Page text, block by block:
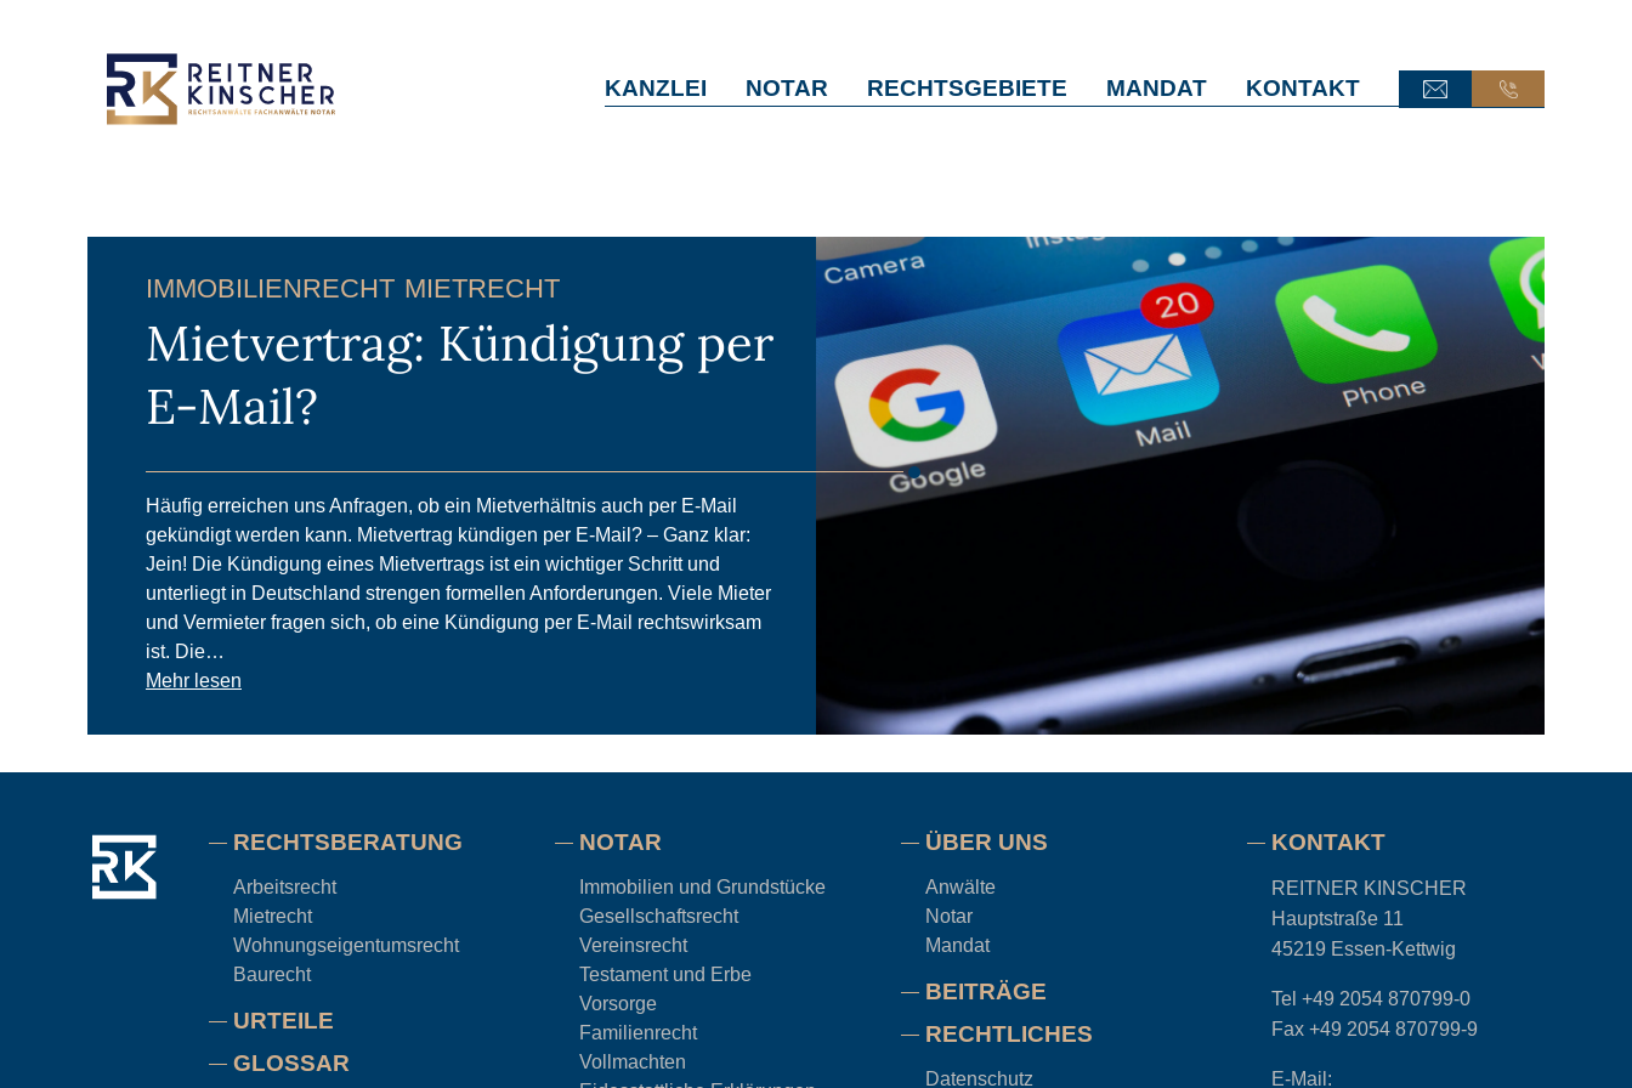
KANZLEI NOTAR RECHTSGEBIETE MANDAT KONTAKT
ONLINE-TERMINANFRAGE
ONLINE-AKTE
ONLINE-TERMINANFRAGE
ONLINE-AKTE
IMMOBILIENRECHT MIETRECHT
Mietvertrag: Kündigung per
E-Mail?
Häufig erreichen uns Anfragen, ob ein Mietverhältnis auch per E-Mail
gekündigt werden kann. Mietvertrag kündigen per E-Mail? – Ganz klar:
Jein! Die Kündigung eines Mietvertrags ist ein wichtiger Schritt und
unterliegt in Deutschland strengen formellen Anforderungen. Viele Mieter
und Vermieter fragen sich, ob eine Kündigung per E-Mail rechtswirksam
ist. Die…
Mehr lesen
RECHTSBERATUNG
Arbeitsrecht
Mietrecht
Wohnungseigentumsrecht
Baurecht
URTEILE
GLOSSAR
NOTAR
Immobilien und Grundstücke
Gesellschaftsrecht
Vereinsrecht
Testament und Erbe
Vorsorge
Familienrecht
Vollmachten
ÜBER UNS
Anwälte
Notar
Mandat
BEITRÄGE
RECHTLICHES
Datenschutz
KONTAKT
REITNER KINSCHER
Hauptstraße 11
45219 Essen-Kettwig
Tel +49 2054 870799-0
Fax +49 2054 870799-9
E-Mail: